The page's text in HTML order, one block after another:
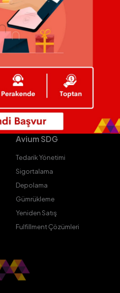
Avium SDG
Tedarik Yönetimi
Sigortalama
Depolama
Gümrükleme
Yeniden Satış
Fulfillment Çözümleri